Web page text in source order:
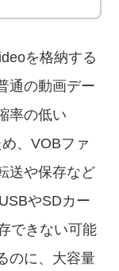
を格納する
通の動画デー
率の低い
、VOBファ
送や保存など
やSDカー
できない可能
のに、大容量